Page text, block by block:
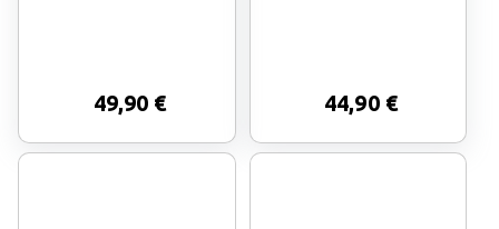
49,90 € 44,90 €